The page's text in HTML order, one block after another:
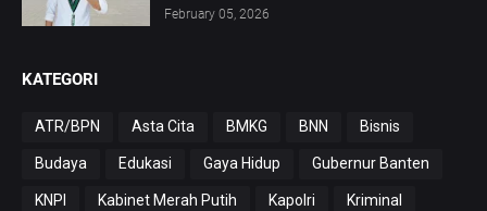
February 05, 2026
KATEGORI
ATR/BPN Asta Cita BMKG BNN Bisnis
Budaya Edukasi Gaya Hidup Gubernur Banten
KNPI Kabinet Merah Putih Kapolri Kriminal